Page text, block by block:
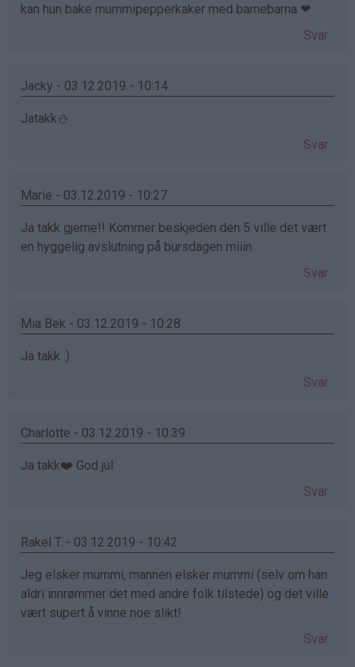
kan hun bake mummipepperkaker med barnebarna ❤
Svar
Jacky - 03.12.2019 - 10:14
Jatakk⛄️
Svar
Marie - 03.12.2019 - 10:27
Ja takk gjerne!! Kommer beskjeden den 5 ville det vært
en hyggelig avslutning på bursdagen miiin
Svar
Mia Bek - 03.12.2019 - 10:28
Ja takk :)
Svar
Charlotte - 03.12.2019 - 10:39
Ja takk❤️ God jul
Svar
Rakel T. - 03.12.2019 - 10:42
Jeg elsker mummi, mannen elsker mummi (selv om han
aldri innrømmer det med andre folk tilstede) og det ville
vært supert å vinne noe slikt!
Svar